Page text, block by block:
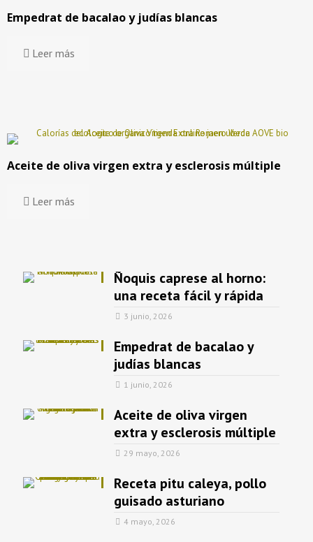
Empedrat de bacalao y judías blancas
Leer más
Aceite de oliva virgen extra y esclerosis múltiple
Leer más
Ñoquis caprese al horno:
una receta fácil y rápida
3 junio, 2026
Empedrat de bacalao y
judías blancas
1 junio, 2026
Aceite de oliva virgen
extra y esclerosis múltiple
29 mayo, 2026
Receta pitu caleya, pollo
guisado asturiano
4 mayo, 2026